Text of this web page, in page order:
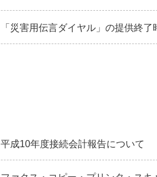
「災害用伝言ダイヤル」の提供終
平成10年度接続会計報告について